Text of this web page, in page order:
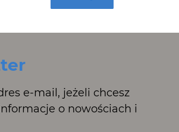
e-mail, jeżeli chcesz
o nowościach i